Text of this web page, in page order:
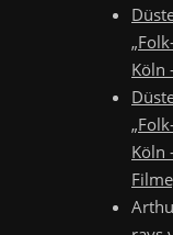
Köln
Köln